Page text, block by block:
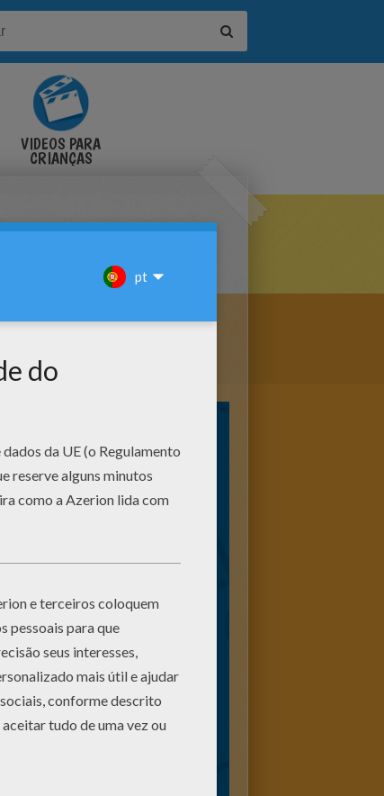
VÍDEOS PARA
CRIANÇAS